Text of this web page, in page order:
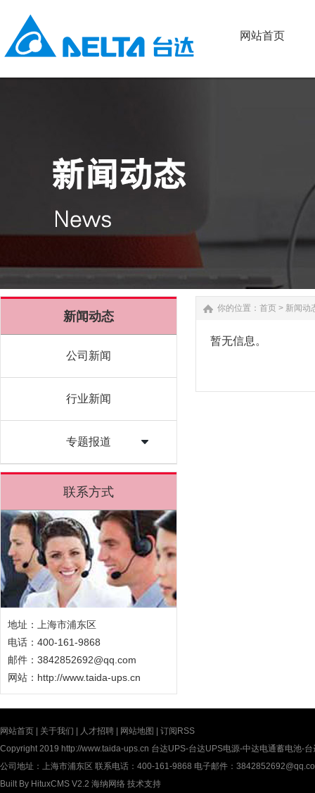
网站首页
新闻动态
公司新闻
行业新闻
专题报道
联系方式
地址：上海市浦东区
电话：400-161-9868
邮件：3842852692@qq.com
网站： http://www.taida-ups.cn
你的位置： 首页 > 新闻动
暂无信息。
网站首页 关于我们 人才招聘 网站地图
订阅RSS
Copyright 2019 http://www.taida-ups.cn 台达UPS-台达UPS电源-中达电通蓄电池-
公司地址：上海市浦东区 联系电话：400-161-9868 电子邮件：
Built By HituxCMS V2.2 海纳网络 技术支持